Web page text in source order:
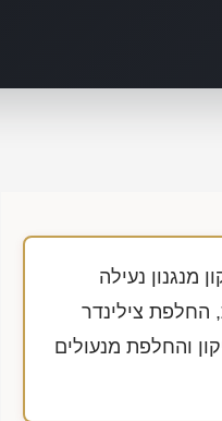
נעילה
בדלת קיימת. התקנה מלאה נמשכת בדרך כלל בין 4-2 שעות, החלפת צילינדר
והחלפת מנעולים